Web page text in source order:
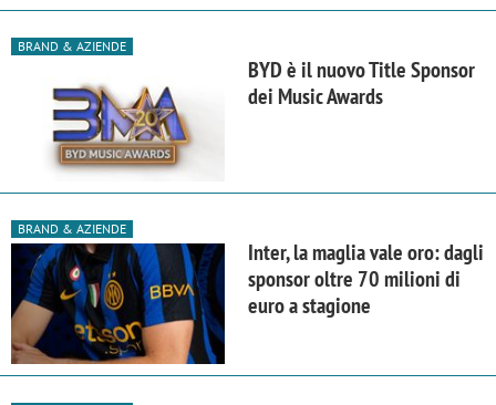
BRAND & AZIENDE
BYD è il nuovo Title Sponsor
dei Music Awards
BRAND & AZIENDE
Inter, la maglia vale oro: dagli
sponsor oltre 70 milioni di
euro a stagione